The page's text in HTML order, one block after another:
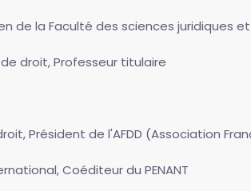
de la Faculté des sciences juridiques
droit, Professeur titulaire
Président de l'AFDD (Association
Coéditeur du PENANT